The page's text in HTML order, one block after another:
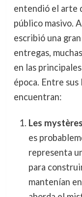
entendió el arte
público masivo.
escribió una
entregas,
en las
época. Entre sus
encuentran:
Les
es
representa
para
mantenían